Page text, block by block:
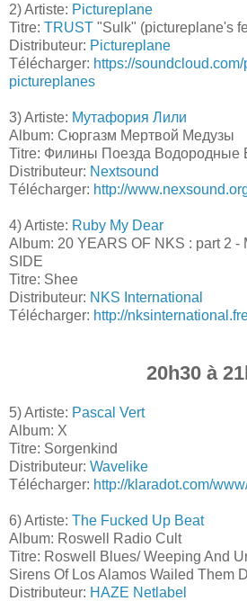
2) Artiste: Pictureplane
Titre: TRUST "Sulk" (pictureplane's
Distributeur: Pictureplane
Télécharger: https://
pictureplanes
3) Artiste: Мутафория Лили
Album: Сюргазм Мертвой Медузы
Titre: Филины Поезда
Distributeur: Nextsound
Télécharger: http://
4) Artiste: Ruby My Dear
Album: 20 YEARS OF NKS : part 2 -
SIDE
Titre: Shee
Distributeur: NKS International
Télécharger: http://
20h30 à
5) Artiste: Pascal Vert
Album: X
Titre: Sorgenkind
Distributeur: Wavelike
Télécharger: http://klaradot.com/
6) Artiste: The Fucked Up Beat
Album: Roswell Radio Cult
Titre: Roswell Blues/ Weeping And
Sirens Of Los Alamos Wailed Them
Distributeur: HAZE Netlabel